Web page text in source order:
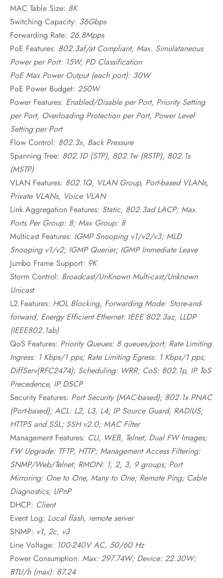
MAC Table Size: 8K
Switching Capacity: 36Gbps
Forwarding Rate: 26.8Mpps
PoE Features: 802.3af/at Compliant, Max. Simulataneous
Power per Port: 15W, PD Classification
PoE Max Power Output (each port): 30W
PoE Power Budget: 250W
Power Features: Enabled/Disable per Port, Priority Setting
per Port, Overloading Protection per Port, Power Level
Setting per Port
Flow Control: 802.3x, Back Pressure
Spanning Tree: 802.1D (STP), 802.1w (RSTP), 802.1s
(MSTP)
VLAN Features: 802.1Q, VLAN Group, Port-based VLANs,
Private VLANs, Voice VLAN
Link Aggregation Features: Static, 802.3ad LACP; Max.
Ports Per Group: 8; Max Group: 8
Multicast Features: IGMP Snooping v1/v2/v3; MLD
Snooping v1/v2; IGMP Querier; IGMP Immediate Leave
Jumbo Frame Support: 9K
Storm Control: Broadcast/UnKnown Multi-cast/Unknown
Unicast
L2 Features: HOL Blocking, Forwarding Mode: Store-and-
forward, Energy Efficient Ethernet: IEEE 802.3az, LLDP
(IEEE802.1ab)
QoS Features: Priority Queues: 8 queues/port; Rate Limiting
Ingress: 1 Kbps/1 pps; Rate Limiting Egress: 1 Kbps/1 pps;
DiffServ(RFC2474); Scheduling: WRR; CoS: 802.1p, IP ToS
Precedence, IP DSCP
Security Features: Port Security (MAC-based); 802.1x PNAC
(Port-based); ACL: L2, L3, L4; IP Source Guard; RADIUS;
HTTPS and SSL; SSH v2.0; MAC Filter
Management Features: CLI, WEB, Telnet; Dual FW Images;
FW Upgrade: TFTP, HTTP; Management Access Filtering:
SNMP/Web/Telnet; RMON: 1, 2, 3, 9 groups; Port
Mirroring: One to One, Many to One; Remote Ping; Cable
Diagnostics; UPnP
DHCP: Client
Event Log: Local flash, remote server
SNMP: v1, 2c, v3
Line Voltage: 100-240V AC, 50/60 Hz
Power Consumption: Max: 297.74W; Device: 22.30W;
BTU/h (max): 87.24